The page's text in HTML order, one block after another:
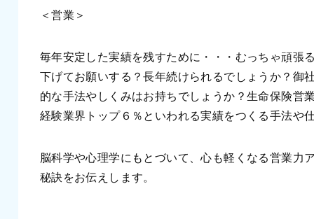
＜営業＞
毎年安定した実績を残すために・・・むっちゃ頑張
下げてお願いする？長年続けられるでしょうか？御
的な手法やしくみはお持ちでしょうか？生命保険営
経験業界トップ６％といわれる実績をつくる手法や
脳科学や心理学にもとづいて、心も軽くなる営業力
秘訣をお伝えします。